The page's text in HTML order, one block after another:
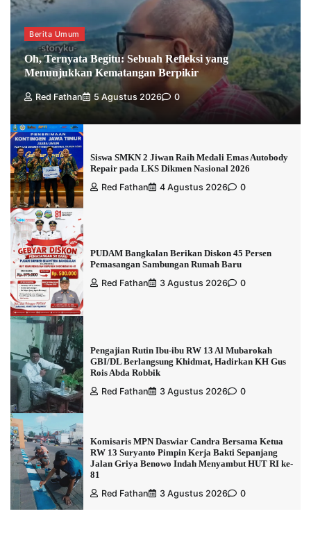
Berita Umum
Oh, Ternyata Begitu: Sebuah Refleksi yang
Menunjukkan Kematangan Berpikir
Red Fathan 5 Agustus 2026 0
Siswa SMKN 2 Jiwan Raih Medali Emas Autobody
Repair pada LKS Dikmen Nasional 2026
Red Fathan
4 Agustus 2026 0
PUDAM Bangkalan Berikan Diskon 45 Persen
Pemasangan Sambungan Rumah Baru
Red Fathan
3 Agustus 2026 0
Pengajian Rutin Ibu-ibu RW 13 Al Mubarokah
GBI/DL Berlangsung Khidmat, Hadirkan KH Gus
Rois Abda Robbik
Red Fathan
3 Agustus 2026 0
Komisaris MPN Daswiar Candra Bersama Ketua
RW 13 Suryanto Pimpin Kerja Bakti Sepanjang
Jalan Griya Benowo Indah Menyambut HUT RI ke-
81
Red Fathan
3 Agustus 2026 0